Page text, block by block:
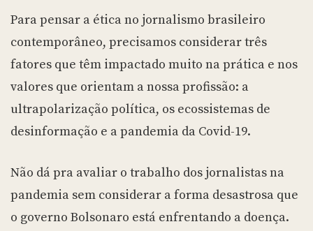
Para pensar a ética no jornalismo brasileiro
contemporâneo, precisamos considerar três
fatores que têm impactado muito na prática e nos
valores que orientam a nossa profissão: a
ultrapolarização política, os ecossistemas de
desinformação e a pandemia da Covid-19.
Não dá pra avaliar o trabalho dos jornalistas na
pandemia sem considerar a forma desastrosa que
o governo Bolsonaro está enfrentando a doença.